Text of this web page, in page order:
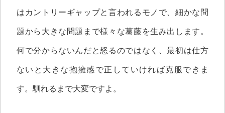
はカントリーギャップと言われるモノで、細かな問
題から大きな問題まで様々な葛藤を生み出します。
何で分からないんだと怒るのではなく、最初は仕方
ないと大きな抱擁感で正していければ克服できま
す。馴れるまで大変ですよ。